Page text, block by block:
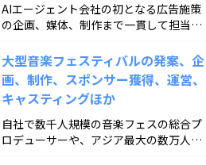
AIエージェント会社の初となる広告施策
の企画、媒体、制作まで一貫して担当。
大型音楽フェスティバルの発案、企
画、制作、スポンサー獲得、運営、
キャスティングほか
自社で数千人規模の音楽フェスの総合プ
ロデューサーや、アジア最大の数万人規